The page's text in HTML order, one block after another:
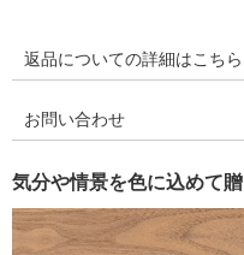
返品についての詳細はこちら
お問い合わせ
気分や情景を色に込めて